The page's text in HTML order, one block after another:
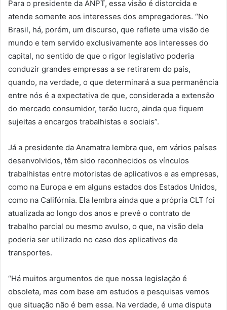
Para o presidente da ANPT, essa visão é distorcida e
atende somente aos interesses dos empregadores. “No
Brasil, há, porém, um discurso, que reflete uma visão de
mundo e tem servido exclusivamente aos interesses do
capital, no sentido de que o rigor legislativo poderia
conduzir grandes empresas a se retirarem do país,
quando, na verdade, o que determinará a sua permanência
entre nós é a expectativa de que, considerada a extensão
do mercado consumidor, terão lucro, ainda que fiquem
sujeitas a encargos trabalhistas e sociais”.
Já a presidente da Anamatra lembra que, em vários países
desenvolvidos, têm sido reconhecidos os vínculos
trabalhistas entre motoristas de aplicativos e as empresas,
como na Europa e em alguns estados dos Estados Unidos,
como na Califórnia. Ela lembra ainda que a própria CLT foi
atualizada ao longo dos anos e prevê o contrato de
trabalho parcial ou mesmo avulso, o que, na visão dela
poderia ser utilizado no caso dos aplicativos de
transportes.
“Há muitos argumentos de que nossa legislação é
obsoleta, mas com base em estudos e pesquisas vemos
que situação não é bem essa. Na verdade, é uma disputa